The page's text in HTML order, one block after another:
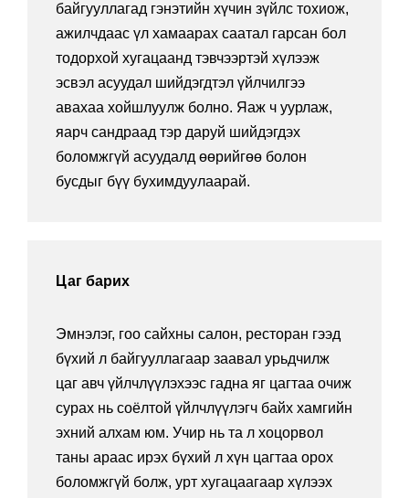
байгууллагад гэнэтийн хүчин зүйлс тохиож,
ажилчдаас үл хамаарах саатал гарсан бол
тодорхой хугацаанд тэвчээртэй хүлээж
эсвэл асуудал шийдэгдтэл үйлчилгээ
авахаа хойшлуулж болно. Яаж ч уурлаж,
яарч сандраад тэр даруй шийдэгдэх
боломжгүй асуудалд өөрийгөө болон
бусдыг бүү бухимдуулаарай.
Цаг барих
Эмнэлэг, гоо сайхны салон, ресторан гээд
бүхий л байгууллагаар заавал урьдчилж
цаг авч үйлчлүүлэхээс гадна яг цагтаа очиж
сурах нь соёлтой үйлчлүүлэгч байх хамгийн
эхний алхам юм. Учир нь та л хоцорвол
таны араас ирэх бүхий л хүн цагтаа орох
боломжгүй болж, урт хугацаагаар хүлээх